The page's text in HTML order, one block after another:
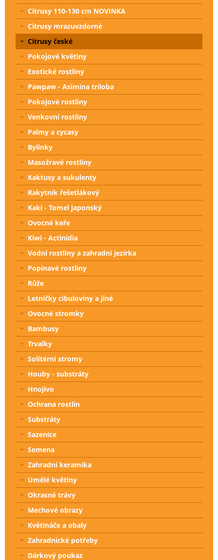
Citrusy 110-130 cm NOVINKA
Citrusy mrazuvzdorné
Citrusy české
Pokojové květiny
Exotické rostliny
Pawpaw - Asimina triloba
Pokojové rostliny
Venkovní rostliny
Palmy a cycasy
Bylinky
Masožravé rostliny
Kaktusy a sukulenty
Rakytník řešetlákový
Kaki - Tomel japonský
Ovocné keře
Kiwi - Actinidia
Vodní rostliny a zahradní jezírka
Popínavé rostliny
Růže
Letničky cibuloviny a jiné
Ovocné stromky
Bambusy
Trvalky
Solitérní stromy
Houby - substráty
Hnojivo
Ochrana rostlin
Substráty
Sazenice
Semena
Zahradní keramika
Umělé květiny
Okrasné trávy
Mechové obrazy
Květináče a obaly
Zahradnické potřeby
Dárkový poukaz